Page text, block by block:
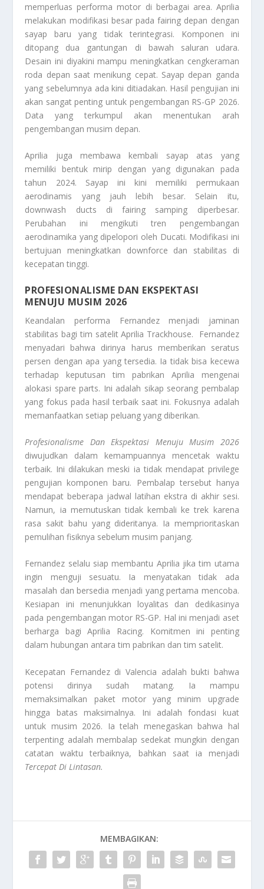
memperluas performa motor di berbagai area. Aprilia
melakukan modifikasi besar padafairing depan dengan
sayap baru yang tidak terintegrasi. Komponen ini
ditopang dua gantungan di bawah saluran udara.
Desain ini diyakini mampu meningkatkan cengkeraman
roda depan saat menikung cepat. Sayap depan ganda
yang sebelumnya ada kini ditiadakan. Hasil pengujian ini
akan sangat penting untuk pengembangan RS-GP 2026.
Data yang terkumpul akan menentukan arah
pengembangan musim depan.
Aprilia juga membawa kembali sayap atas yang
memiliki bentuk mirip dengan yang digunakan pada
tahun 2024. Sayap ini kini memiliki permukaan
aerodinamis yang jauh lebih besar. Selain itu,
downwash ducts difairing samping diperbesar.
Perubahan ini mengikuti tren pengembangan
aerodinamika yang dipelopori oleh Ducati. Modifikasi ini
bertujuan meningkatkan downforce dan stabilitas di
kecepatan tinggi.
PROFESIONALISME DAN EKSPEKTASI
MENUJU MUSIM 2026
Keandalan performa Fernandez menjadi jaminan
stabilitas bagi tim satelit Aprilia Trackhouse. Fernandez
menyadari bahwa dirinya harus memberikan seratus
persen dengan apa yang tersedia. Ia tidak bisa kecewa
terhadap keputusan tim pabrikan Aprilia mengenai
alokasi spare parts. Ini adalah sikap seorang pembalap
yang fokus pada hasil terbaik saat ini. Fokusnya adalah
memanfaatkan setiap peluang yang diberikan.
Profesionalisme Dan Ekspektasi Menuju Musim 2026
diwujudkan dalam kemampuannya mencetak waktu
terbaik. Ini dilakukan meski ia tidak mendapat privilege
pengujian komponen baru. Pembalap tersebut hanya
mendapat beberapa jadwal latihan ekstra di akhir sesi.
Namun, ia memutuskan tidak kembali ke trek karena
rasa sakit bahu yang dideritanya. Ia memprioritaskan
pemulihan fisiknya sebelum musim panjang.
Fernandez selalu siap membantu Aprilia jika tim utama
ingin menguji sesuatu. Ia menyatakan tidak ada
masalah dan bersedia menjadi yang pertama mencoba.
Kesiapan ini menunjukkan loyalitas dan dedikasinya
pada pengembangan motor RS-GP. Hal ini menjadi aset
berharga bagi Aprilia Racing. Komitmen ini penting
dalam hubungan antara tim pabrikan dan tim satelit.
Kecepatan Fernandez di Valencia adalah bukti bahwa
potensi dirinya sudah matang. Ia mampu
memaksimalkan paket motor yang minim upgrade
hingga batas maksimalnya. Ini adalah fondasi kuat
untuk musim 2026. Ia telah menegaskan bahwa hal
terpenting adalah membalap sedekat mungkin dengan
catatan waktu terbaiknya, bahkan saat ia menjadi
Tercepat Di Lintasan.
MEMBAGIKAN: